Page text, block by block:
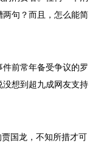
句？而且，怎么能简
前常年备受争议的罗
想到超九成网友支持
国龙，不知所措才可